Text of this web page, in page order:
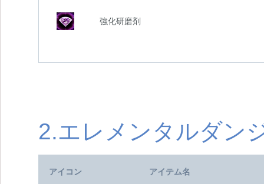
強化研磨剤
2.エレメンタルダン
アイコン アイテム名